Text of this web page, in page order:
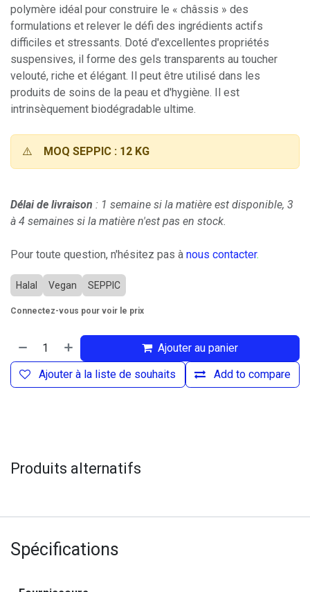
polymère idéal pour construire le « châssis » des
formulations et relever le défi des ingrédients actifs
difficiles et stressants. Doté d'excellentes propriétés
suspensives, il forme des gels transparents au toucher
velouté, riche et élégant. Il peut être utilisé dans les
produits de soins de la peau et d'hygiène. Il est
intrinsèquement biodégradable ultime.
⚠️ MOQ SEPPIC : 12 KG
Délai de livraison : 1 semaine si la matière est disponible, 3
à 4 semaines si la matière n'est pas en stock.
Pour toute question, n'hésitez pas à nous contacter.
Halal Vegan SEPPIC
Connectez-vous pour voir le prix
Ajouter au panier
Add to compare
Ajouter à la liste de souhaits
Produits alternatifs
Spécifications